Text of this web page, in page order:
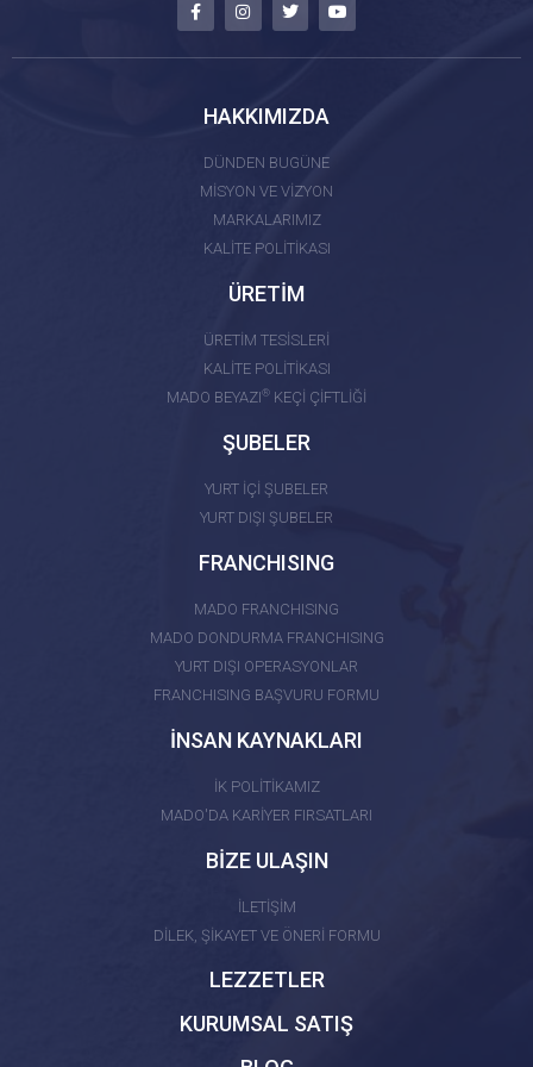
HAKKIMIZDA
DÜNDEN BUGÜNE
MİSYON VE VİZYON
MARKALARIMIZ
KALİTE POLİTİKASI
ÜRETİM
ÜRETİM TESİSLERİ
KALİTE POLİTİKASI
MADO BEYAZI® KEÇİ ÇİFTLİĞİ
ŞUBELER
YURT İÇİ ŞUBELER
YURT DIŞI ŞUBELER
FRANCHISING
MADO FRANCHISING
MADO DONDURMA FRANCHISING
YURT DIŞI OPERASYONLAR
FRANCHISING BAŞVURU FORMU
İNSAN KAYNAKLARI
İK POLİTİKAMIZ
MADO'DA KARİYER FIRSATLARI
BİZE ULAŞIN
İLETİŞİM
DİLEK, ŞİKAYET VE ÖNERİ FORMU
LEZZETLER
KURUMSAL SATIŞ